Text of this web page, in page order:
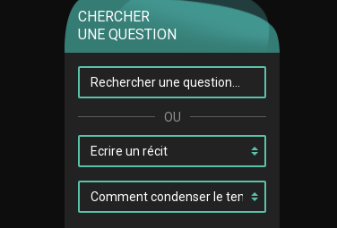
CHERCHER
UNE QUESTION